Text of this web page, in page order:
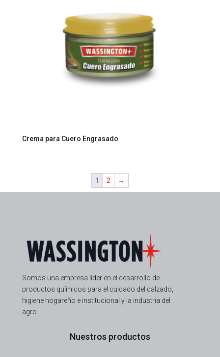
Crema para Cuero Engrasado
1 2 →
Somos una empresa líder en el desarrollo de
productos químicos para el cuidado del calzado,
higiene hogareño e institucional y la industria del
agro.
Nuestros productos